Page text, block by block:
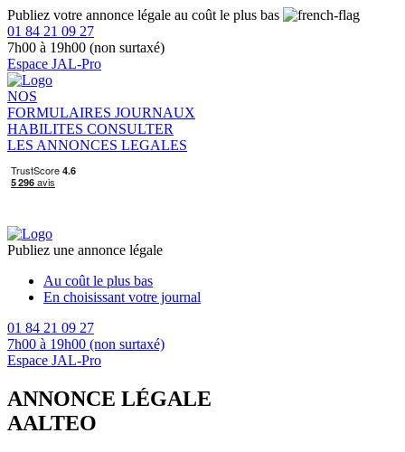
Publiez votre annonce légale au coût le plus bas
01 84 21 09 27
7h00 à 19h00 (non surtaxé)
Espace JAL-Pro
NOS
FORMULAIRES JOURNAUX
HABILITES CONSULTER
LES ANNONCES LEGALES
Publiez une annonce légale
Au coût le plus bas
En choisissant votre journal
01 84 21 09 27
7h00 à 19h00 (non surtaxé)
Espace JAL-Pro
ANNONCE LÉGALE
AALTEO